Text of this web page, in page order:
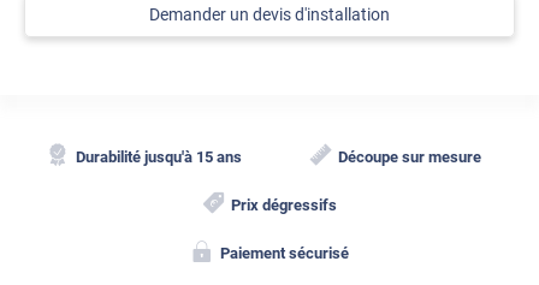
Demander un devis d'installation
Durabilité jusqu'à 15 ans Découpe sur mesure
Prix dégressifs
Paiement sécurisé